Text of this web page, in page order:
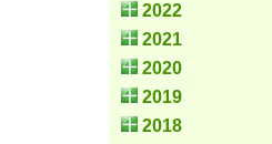
2022
2021
2020
2019
2018